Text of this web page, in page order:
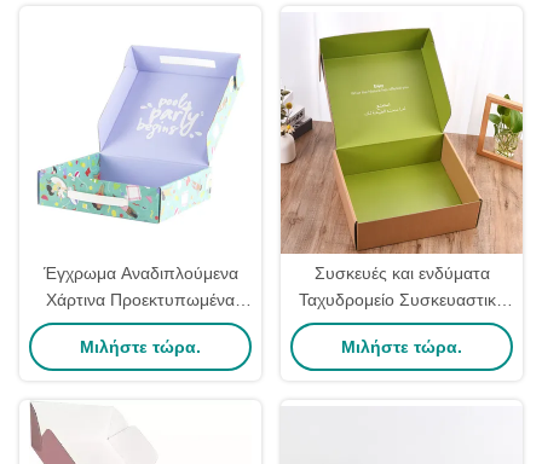
Έγχρωμα Αναδιπλούμενα
Χάρτινα Προεκτυπωμένα
Κουτιά Αλληλογραφίας από
Χαρτόνι Κυματοειδές Χαρτόνι
Μιλήστε τώρα.
Συσκευές και ενδύματα
Ταχυδρομείο Συσκευαστικά
κουτιά Περιβαλλοντικά φιλικά
χαρτόνια
Μιλήστε τώρα.